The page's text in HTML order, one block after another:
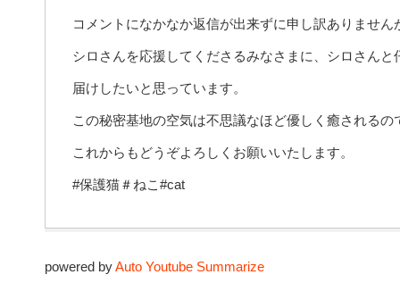
コメントになかなか返信が出来ずに申し訳ありませ
シロさんを応援してくださるみなさまに、シロさん
届けしたいと思っています。
この秘密基地の空気は不思議なほど優しく癒される
これからもどうぞよろしくお願いいたします。
#保護猫＃ねこ#cat
powered byAuto Youtube Summarize